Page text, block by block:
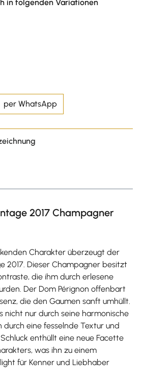
in folgenden Variationen
per WhatsApp
2017 Champagner
Charakter überzeugt der
2017. Dieser Champagner besitzt
die ihm durch erlesene
Der Dom Pérignon offenbart
die den Gaumen sanft umhüllt.
nicht nur durch seine harmonische
durch eine fesselnde Textur und
enthüllt eine neue Facette
was ihn zu einem
für Kenner und Liebhaber